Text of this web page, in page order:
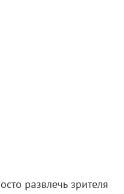
развлечь зрителя